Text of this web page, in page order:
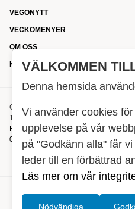
VEGONYTT
VECKOMENYER
OM OSS
KONTAKT
OXENSTIERNSGATAN 33
114 27 STOCKHOLM
08-799 62 01
VÄLKOMMEN
Denna hemsida
Vi använder cookies
upplevelse på vår
på "Godkänn alla" får
leder till en förbättrad
Läs mer om vår
Nödvändiga